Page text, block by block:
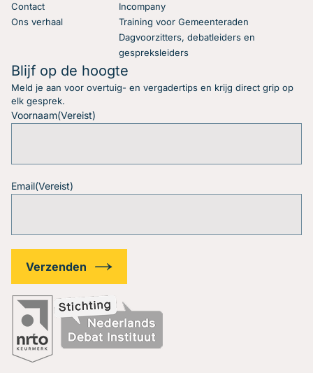
Contact
Ons verhaal
Incompany
Training voor Gemeenteraden
Dagvoorzitters, debatleiders en
gespreksleiders
Blijf op de hoogte
Meld je aan voor overtuig- en vergadertips en krijg direct grip op
elk gesprek.
Voornaam(Vereist)
Email(Vereist)